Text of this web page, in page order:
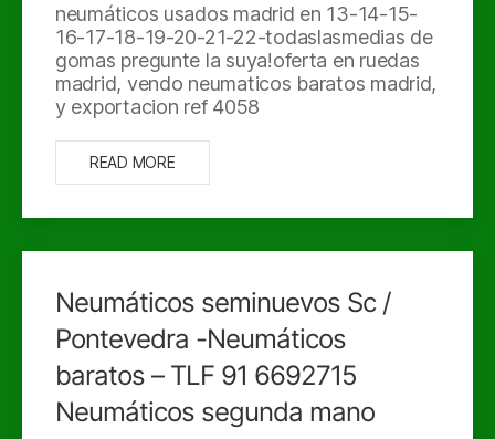
neumáticos usados madrid en 13-14-15-
16-17-18-19-20-21-22-todaslasmedias de
gomas pregunte la suya!oferta en ruedas
madrid, vendo neumaticos baratos madrid,
y exportacion ref 4058
READ MORE
Neumáticos seminuevos Sc /
Pontevedra -Neumáticos
baratos – TLF 91 6692715
Neumáticos segunda mano